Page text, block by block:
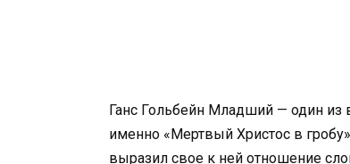
Ганс Гольбейн Младший — один из
именно «Мертвый Христос в
выразил свое к ней отношение